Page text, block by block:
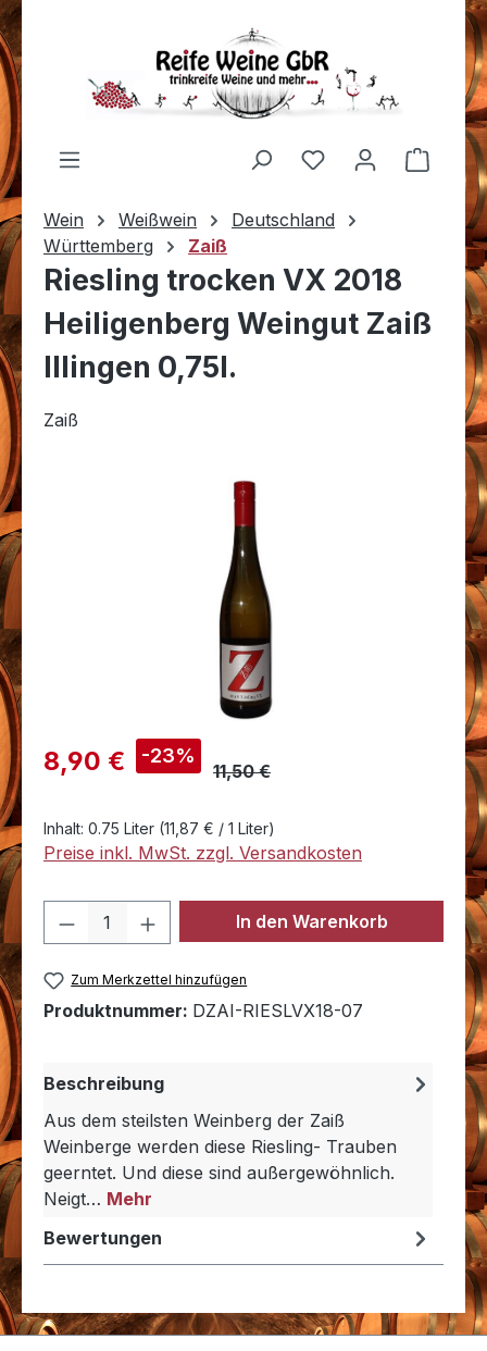
Zum Hauptinhalt springen
Du hast 0
Wein Weißwein
Deutschland
Württemberg
Zaiß
Riesling trocken VX 2018
Heiligenberg Weingut Zaiß
Illingen 0,75l.
Zaiß
Bildergalerie überspringen
Verkaufspreis:
8,90 € -23%
11,50 €
Inhalt: 0.75 Liter (11,87 € / 1 Liter)
Preise inkl. MwSt. zzgl. Versandkosten
Produkt Anzahl: Gib den
In den Warenkorb
Zum Merkzettel hinzufügen
Produktnummer: DZAI-RIESLVX18-07
Beschreibung
Aus dem steilsten Weinberg der Zaiß
Weinberge werden diese Riesling- Trauben
geerntet. Und diese sind außergewöhnlich.
Neigt… Mehr
Bewertungen